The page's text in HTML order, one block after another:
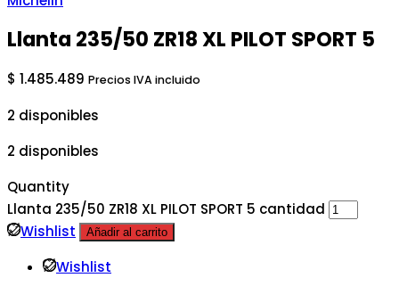
Llanta 235/50 ZR18 XL PILOT SPORT 5
$ 1.485.489 Precios IVA incluido
2 disponibles
2 disponibles
Quantity
Llanta 235/50 ZR18 XL PILOT SPORT 5 cantidad
Wishlist
Añadir al carrito
Wishlist